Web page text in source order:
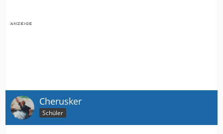
Cherusker
Schüler